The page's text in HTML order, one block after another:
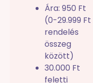
Ára: 950 Ft
(0-29.999 Ft
rendelés
összeg
között)
30.000 Ft
feletti